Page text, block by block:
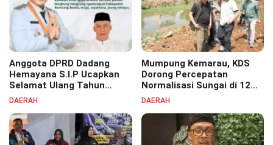
Anggota DPRD Dadang
Hemayana S.I.P Ucapkan
Selamat Ulang Tahun
untuk Bupati Bandung
DAERAH
Mumpung Kemarau, KDS
Dorong Percepatan
Normalisasi Sungai di 12
Kecamatan Tekan Resiko
DAERAH